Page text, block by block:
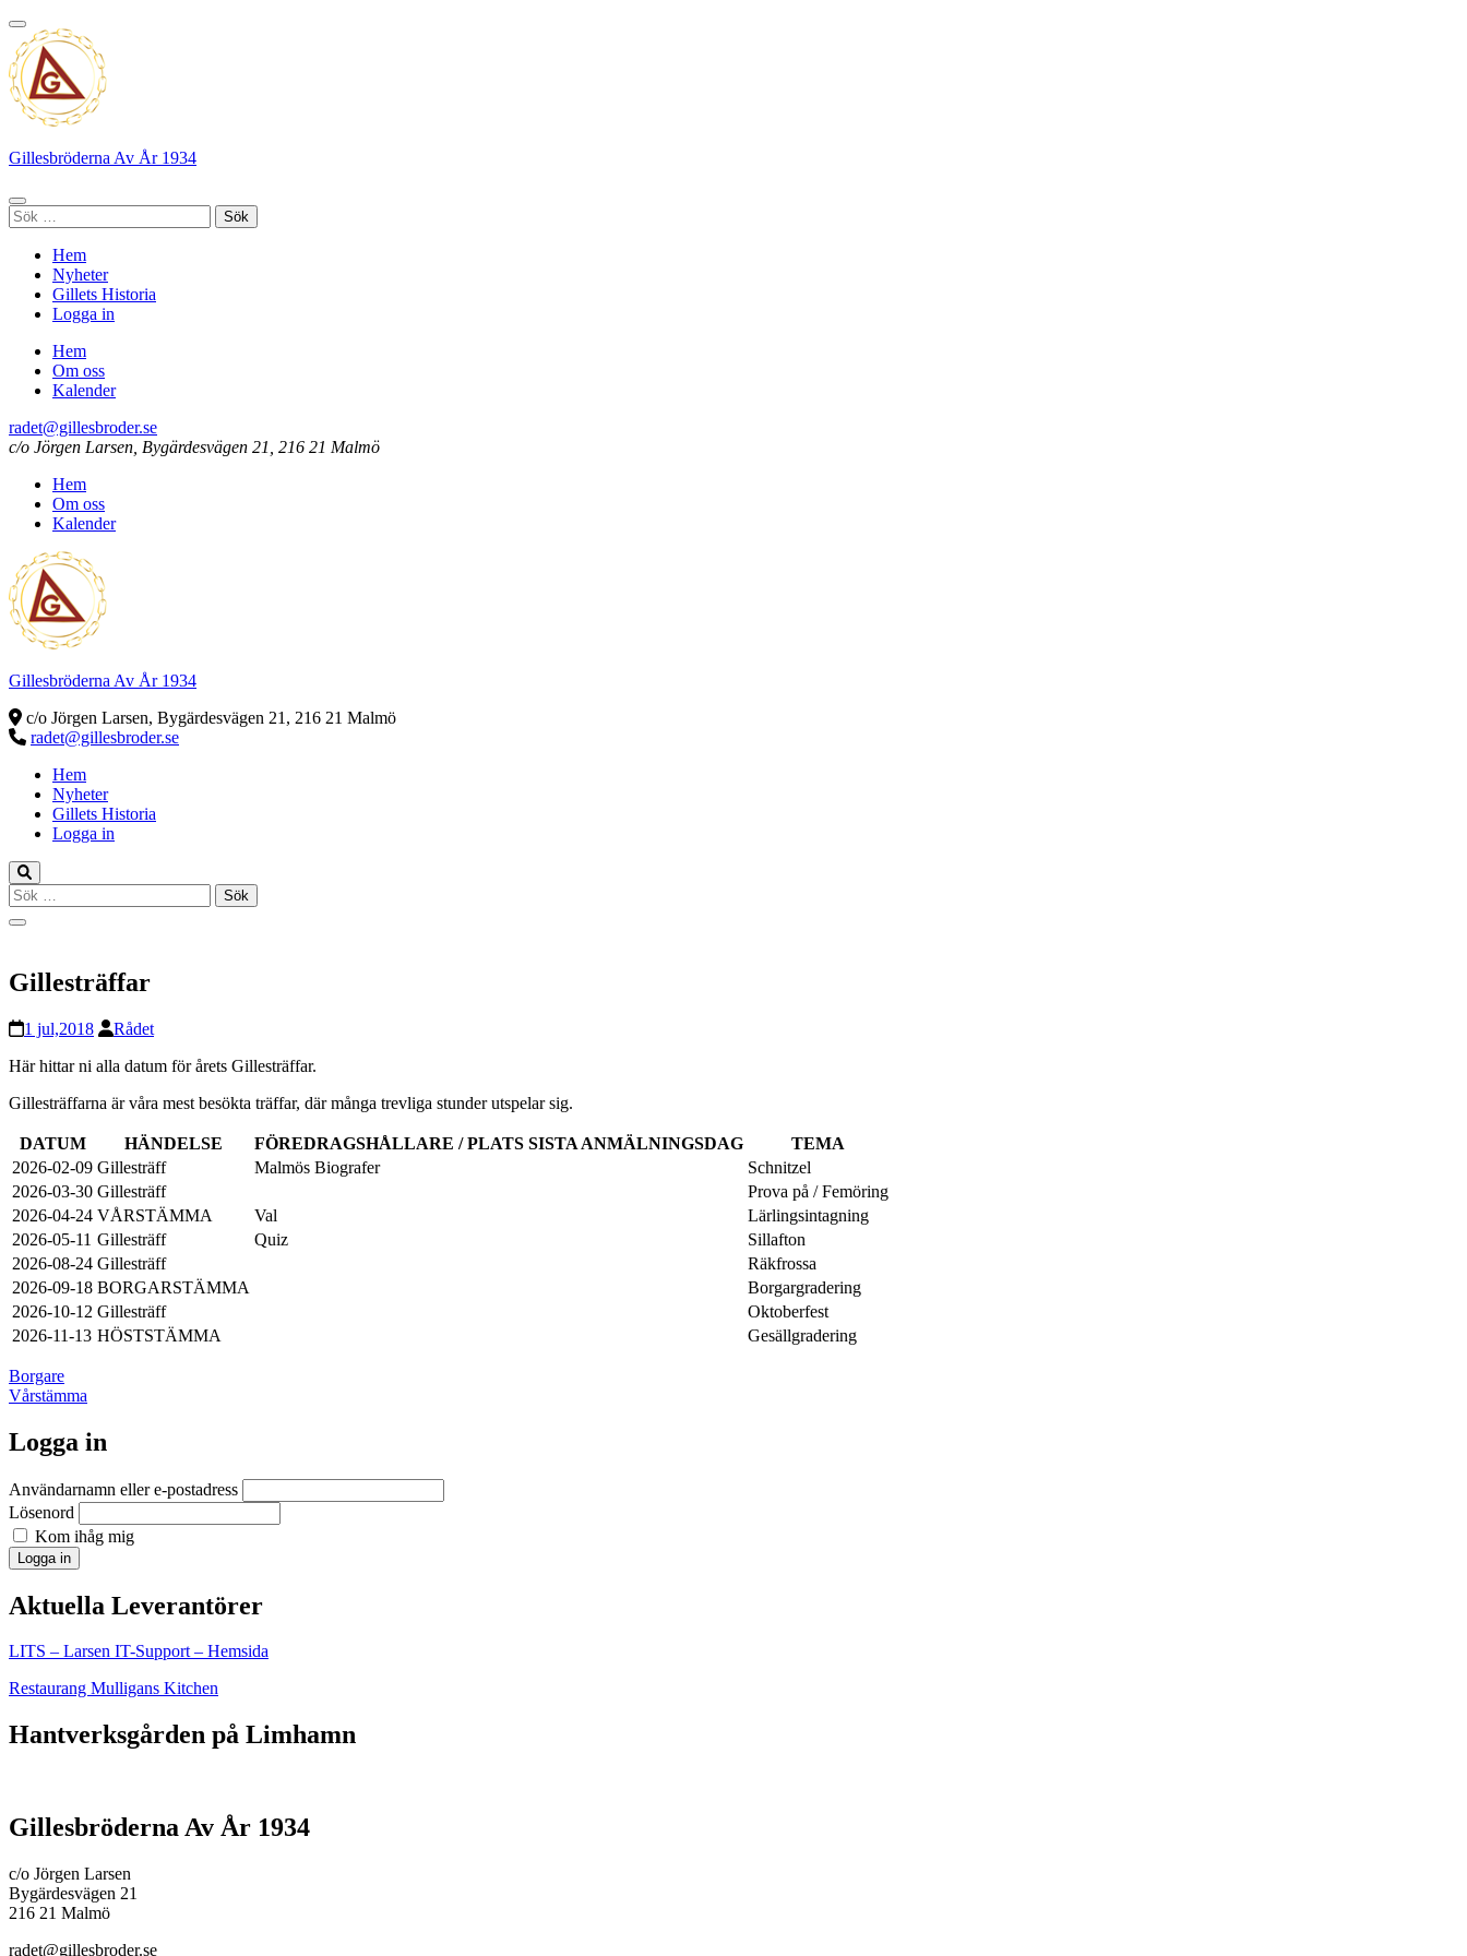
Hoppa
innehåll
(tryck
enter)
Gillesbröderna Av År 1934
Sök
efter:
Hem
Nyheter
Gillets Historia
Logga in
Hem
Om oss
Kalender
radet@gillesbroder.se
c/o Jörgen Larsen, Bygärdesvägen 21, 216 21 Malmö
Hem
Om oss
Kalender
Gillesbröderna Av År 1934
c/o Jörgen Larsen, Bygärdesvägen 21, 216 21 Malmö
radet@gillesbroder.se
Hem
Nyheter
Gillets Historia
Logga in
Sök
efter:
Gillesträffar
1 jul,2018
Rådet
Här hittar ni alla datum för årets Gillesträffar.
Gillesträffarna är våra mest besökta träffar, där många trevliga stunder utspelar sig.
DATUM HÄNDELSE FÖREDRAGSHÅLLARE / PLATS SISTA ANMÄLNINGSDAG
TEMA
2026-02-09 Gillesträff Malmös Biografer
Schnitzel
2026-03-30 Gillesträff
Prova på / Femöring
2026-04-24 VÅRSTÄMMA Val
Lärlingsintagning
2026-05-11 Gillesträff Quiz
Sillafton
2026-08-24 Gillesträff
Räkfrossa
2026-09-18 BORGARSTÄMMA
Borgargradering
2026-10-12 Gillesträff
Oktoberfest
2026-11-13 HÖSTSTÄMMA Gesällgradering
Inläggsnavigering
Borgare
Vårstämma
Logga in
Användarnamn eller e-postadress
Lösenord
Kom ihåg mig
Logga in
Aktuella Leverantörer
LITS – Larsen IT-Support – Hemsida
Restaurang Mulligans Kitchen
Hantverksgården på Limhamn
Gillesbröderna Av År 1934
c/o Jörgen Larsen
Bygärdesvägen 21
216 21 Malmö
radet@gillesbroder.se